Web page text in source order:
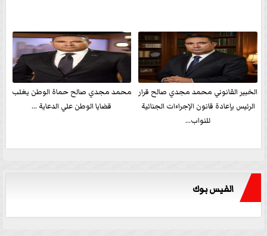
الخبير القانوني محمد مجدي صالح قرار
الرئيس بإعادة قانون الإجراءات الجنائية
للنواب...
محمد مجدي صالح حماة الوطن يغلب
قضايا الوطن علي الدعاية ...
الفيس بوك